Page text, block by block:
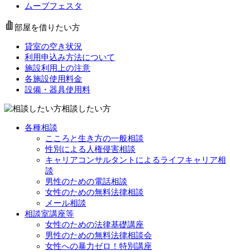
ムーブフェスタ
部屋を借りたい方
貸室の空き状況
利用申込み方法について
施設利用上の注意
各施設使用料金
設備・器具使用料
相談したい方
各種相談
こころと生き方の一般相談
性別による人権侵害相談
キャリアコンサルタントによるライフキャリア相
談
男性のための電話相談
女性のための無料法律相談
メール相談
相談室講座等
女性のための法律基礎講座
男性のための無料法律相談会
女性への暴力ゼロ！特別講座